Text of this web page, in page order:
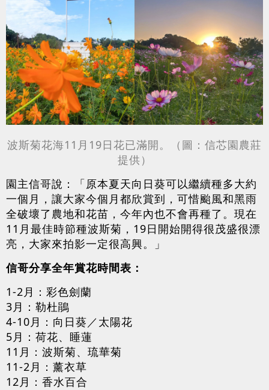
波斯菊花海11月19日花已滿開。（圖：信芯園農莊
提供）
園主信哥說：「原本夏天向日葵可以繼續種多大約
一個月，讓大家今個月都欣賞到，可惜颱風和黑雨
全破壞了農地和花苗，今年內也不會再種了。現在
11月最佳時節種波斯菊，19日開始開得很茂盛很漂
亮，大家來拍影一定很高興。」
信哥分享全年賞花時間表：
1-2月：彩色劍蘭
3月：勒杜鵑
4-10月：向日葵／太陽花
5月：荷花、睡蓮
11月：波斯菊、琉華菊
11-2月：薰衣草
12月：香水百合